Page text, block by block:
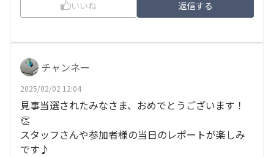
いいね 返信する
チャンネー
2025/02/02 12:04
見事当選されたみなさま、おめでとうございます！
👏
スタッフさんや参加者様の当日のレポートが楽しみ
です♪